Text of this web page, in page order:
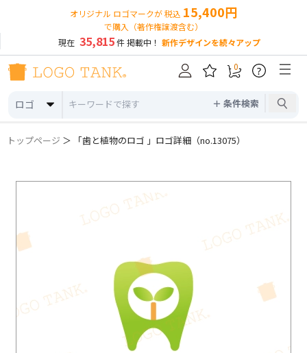
オリジナル ロゴマークが 税込 15,400円
で購入（著作権譲渡含む）
現在 35,815件 掲載中！ 新作デザインを続々アップ
ロゴ ＋ 条件検索
0 ?
トップページ ＞ 「歯と植物のロゴ 」ロゴ詳細（no.13075）